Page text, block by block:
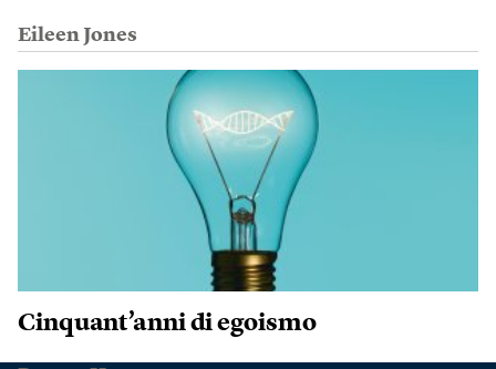
Eileen Jones
Cinquant’anni di egoismo